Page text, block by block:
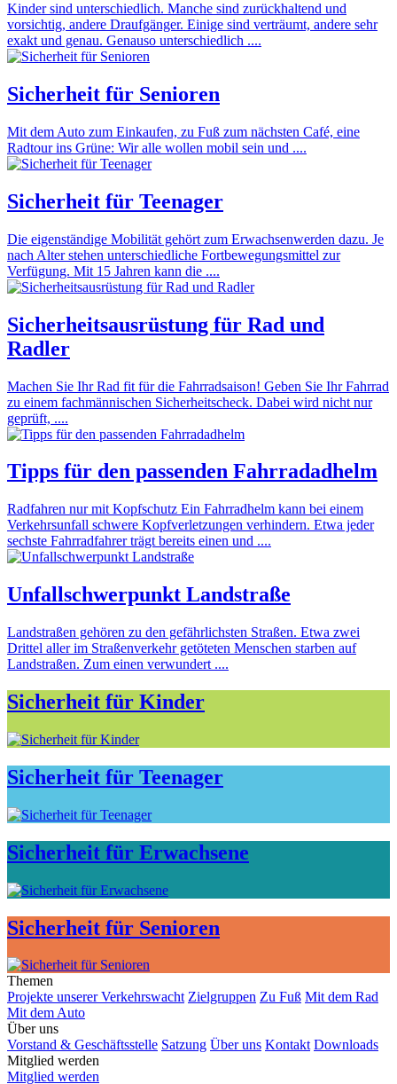
Kinder sind unterschiedlich. Manche sind zurückhaltend und
vorsichtig, andere Draufgänger. Einige sind verträumt, andere sehr
exakt und genau. Genauso unterschiedlich ....
Sicherheit für Senioren
Mit dem Auto zum Einkaufen, zu Fuß zum nächsten Café, eine
Radtour ins Grüne: Wir alle wollen mobil sein und ....
Sicherheit für Teenager
Die eigenständige Mobilität gehört zum Erwachsenwerden dazu. Je
nach Alter stehen unterschiedliche Fortbewegungsmittel zur
Verfügung. Mit 15 Jahren kann die ....
Sicherheitsausrüstung für Rad und
Radler
Machen Sie Ihr Rad fit für die Fahrradsaison! Geben Sie Ihr Fahrrad
zu einem fachmännischen Sicherheitscheck. Dabei wird nicht nur
geprüft, ....
Tipps für den passenden Fahrradadhelm
Radfahren nur mit Kopfschutz Ein Fahrradhelm kann bei einem
Verkehrsunfall schwere Kopfverletzungen verhindern. Etwa jeder
sechste Fahrradfahrer trägt bereits einen und ....
Unfallschwerpunkt Landstraße
Landstraßen gehören zu den gefährlichsten Straßen. Etwa zwei
Drittel aller im Straßenverkehr getöteten Menschen starben auf
Landstraßen. Zum einen verwundert ....
Sicherheit für Kinder
Sicherheit für Teenager
Sicherheit für Erwachsene
Sicherheit für Senioren
Themen
Projekte unserer Verkehrswacht Zielgruppen Zu Fuß Mit dem Rad
Mit dem Auto
Über uns
Vorstand & Geschäftsstelle Satzung Über uns Kontakt Downloads
Mitglied werden
Mitglied werden